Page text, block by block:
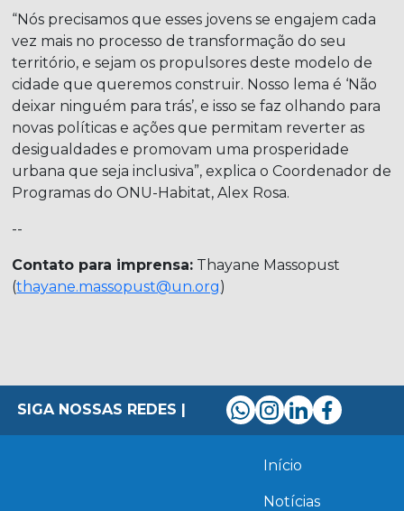
“Nós precisamos que esses jovens se engajem cada
vez mais no processo de transformação do seu
território, e sejam os propulsores deste modelo de
cidade que queremos construir. Nosso lema é ‘Não
deixar ninguém para trás’, e isso se faz olhando para
novas políticas e ações que permitam reverter as
desigualdades e promovam uma prosperidade
urbana que seja inclusiva”, explica o Coordenador de
Programas do ONU-Habitat, Alex Rosa.
--
Contato para imprensa: Thayane Massopust
(thayane.massopust@un.org)
SIGA NOSSAS REDES |
Início
Notícias